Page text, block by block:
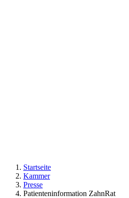
Startseite
Kammer
Presse
Patienteninformation ZahnRat